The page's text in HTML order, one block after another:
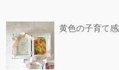
黄色の子育て